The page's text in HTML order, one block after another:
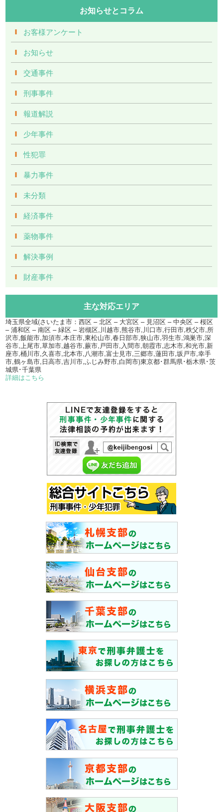
お知らせとコラム
お客様アンケート
お知らせ
交通事件
刑事事件
報道解説
少年事件
性犯罪
暴力事件
未分類
経済事件
薬物事件
解決事例
財産事件
主な対応エリア
埼玉県全域(さいたま市：西区 – 北区 – 大宮区 – 見沼区 – 中央区 – 桜区
– 浦和区 – 南区 – 緑区 – 岩槻区,川越市,熊谷市,川口市,行田市,秩父市,所
沢市,飯能市,加須市,本庄市,東松山市,春日部市,狭山市,羽生市,鴻巣市,深
谷市,上尾市,草加市,越谷市,蕨市,戸田市,入間市,朝霞市,志木市,和光市,新
座市,桶川市,久喜市,北本市,八潮市,富士見市,三郷市,蓮田市,坂戸市,幸手
市,鶴ヶ島市,日高市,吉川市,ふじみ野市,白岡市)東京都･群馬県･栃木県･茨
城県･千葉県
詳細はこちら